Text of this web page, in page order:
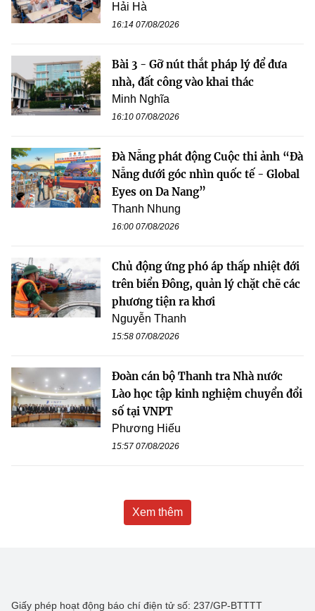
Hải Hà
16:14 07/08/2026
Bài 3 - Gỡ nút thắt pháp lý để đưa
nhà, đất công vào khai thác
Minh Nghĩa
16:10 07/08/2026
Đà Nẵng phát động Cuộc thi ảnh “Đà
Nẵng dưới góc nhìn quốc tế - Global
Eyes on Da Nang”
Thanh Nhung
16:00 07/08/2026
Chủ động ứng phó áp thấp nhiệt đới
trên biển Đông, quản lý chặt chẽ các
phương tiện ra khơi
Nguyễn Thanh
15:58 07/08/2026
Đoàn cán bộ Thanh tra Nhà nước
Lào học tập kinh nghiệm chuyển đổi
số tại VNPT
Phương Hiếu
15:57 07/08/2026
Xem thêm
Giấy phép hoạt động báo chí điện tử số: 237/GP-BTTTT